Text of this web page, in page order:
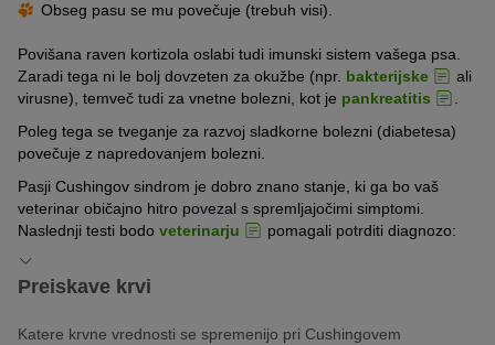
Obseg pasu se mu povečuje (trebuh visi).
Povišana raven kortizola oslabi tudi imunski sistem vašega psa.
Zaradi tega ni le bolj dovzeten za okužbe (npr. bakterijske
ali
virusne), temveč tudi za vnetne bolezni, kot je pankreatitis
.
Poleg tega se tveganje za razvoj sladkorne bolezni (diabetesa)
povečuje z napredovanjem bolezni.
Pasji Cushingov sindrom je dobro znano stanje, ki ga bo vaš
veterinar običajno hitro povezal s spremljajočimi simptomi.
Naslednji testi bodo veterinarju pomagali potrditi diagnozo:
Preiskave krvi
Katere krvne vrednosti se spremenijo pri Cushingovem